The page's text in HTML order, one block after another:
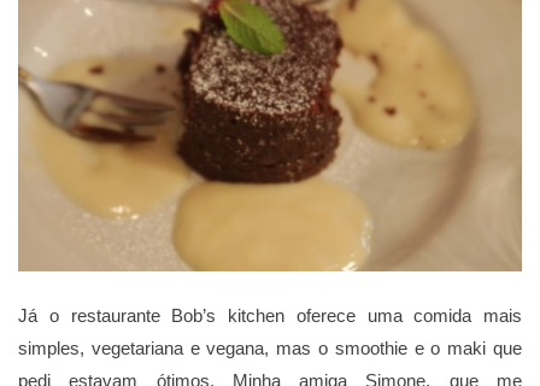
Já o restaurante Bob’s kitchen oferece uma comida mais
simples, vegetariana e vegana, mas o smoothie e o maki que
pedi estavam ótimos. Minha amiga Simone, que me